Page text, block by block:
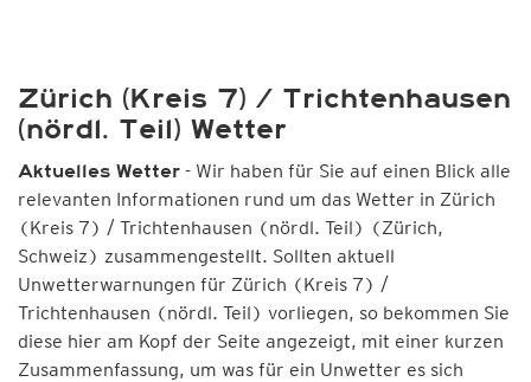
Zürich (Kreis 7) / Trichtenhausen
(nördl. Teil) Wetter
Aktuelles Wetter - Wir haben für Sie auf einen Blick alle
relevanten Informationen rund um das Wetter in Zürich
(Kreis 7) / Trichtenhausen (nördl. Teil) (Zürich,
Schweiz) zusammengestellt. Sollten aktuell
Unwetterwarnungen für Zürich (Kreis 7) /
Trichtenhausen (nördl. Teil) vorliegen, so bekommen Sie
diese hier am Kopf der Seite angezeigt, mit einer kurzen
Zusammenfassung, um was für ein Unwetter es sich